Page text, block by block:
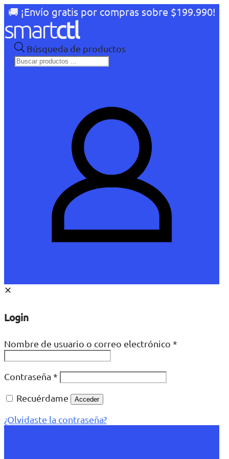
🚚 ¡Envío gratis por compras sobre $199.990!
Búsqueda de productos
✕
Login
Nombre de usuario o correo electrónico *
Contraseña *
Recuérdame
Acceder
¿Olvidaste la contraseña?